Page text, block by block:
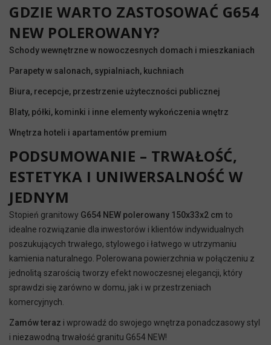
GDZIE WARTO ZASTOSOWAĆ G654
NEW POLEROWANY?
Schody wewnętrzne w nowoczesnych domach i mieszkaniach
Parapety w salonach, sypialniach, kuchniach
Biura, recepcje, przestrzenie użyteczności publicznej
Blaty, półki, kominki i inne elementy wykończenia wnętrz
Wnętrza hoteli i apartamentów premium
PODSUMOWANIE – TRWAŁOŚĆ,
ESTETYKA I UNIWERSALNOŚĆ W
JEDNYM
Stopień granitowy G654 NEW polerowany 150x33x2 cm to
idealne rozwiązanie dla inwestorów i klientów indywidualnych
poszukujących trwałego, stylowego i łatwego w utrzymaniu
kamienia naturalnego. Polerowana powierzchnia w połączeniu z
jednolitą szarością tworzy efekt nowoczesnej elegancji, który
sprawdzi się zarówno w domu, jak i w przestrzeniach
komercyjnych.
Zamów teraz i wprowadź do swojego wnętrza ponadczasowy styl
i niezawodną trwałość granitu G654 NEW!